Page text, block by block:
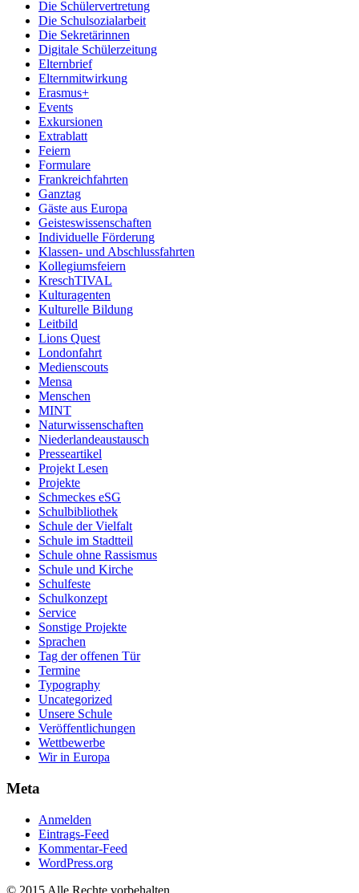
Die Schülervertretung
Die Schulsozialarbeit
Die Sekretärinnen
Digitale Schülerzeitung
Elternbrief
Elternmitwirkung
Erasmus+
Events
Exkursionen
Extrablatt
Feiern
Formulare
Frankreichfahrten
Ganztag
Gäste aus Europa
Geisteswissenschaften
Individuelle Förderung
Klassen- und Abschlussfahrten
Kollegiumsfeiern
KreschTIVAL
Kulturagenten
Kulturelle Bildung
Leitbild
Lions Quest
Londonfahrt
Medienscouts
Mensa
Menschen
MINT
Naturwissenschaften
Niederlandeaustausch
Presseartikel
Projekt Lesen
Projekte
Schmeckes eSG
Schulbibliothek
Schule der Vielfalt
Schule im Stadtteil
Schule ohne Rassismus
Schule und Kirche
Schulfeste
Schulkonzept
Service
Sonstige Projekte
Sprachen
Tag der offenen Tür
Termine
Typography
Uncategorized
Unsere Schule
Veröffentlichungen
Wettbewerbe
Wir in Europa
Meta
Anmelden
Eintrags-Feed
Kommentar-Feed
WordPress.org
© 2015 Alle Rechte vorbehalten.